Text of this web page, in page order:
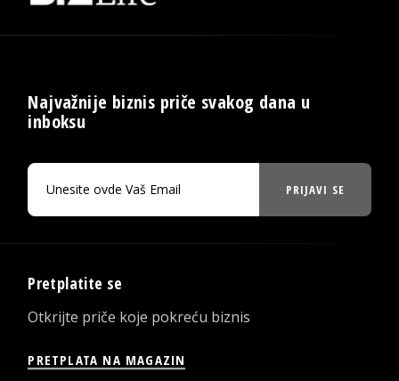
Najvažnije biznis priče svakog dana u
inboksu
PRIJAVI SE
Pretplatite se
Otkrijte priče koje pokreću biznis
PRETPLATA NA MAGAZIN